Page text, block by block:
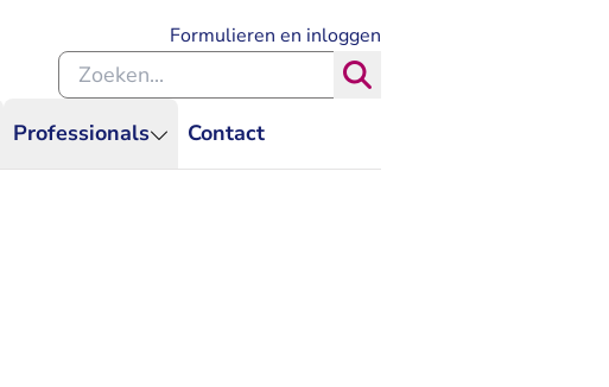
Professionals Contact
Formulieren en inloggen
Zoeken binnen de Rechtspraak